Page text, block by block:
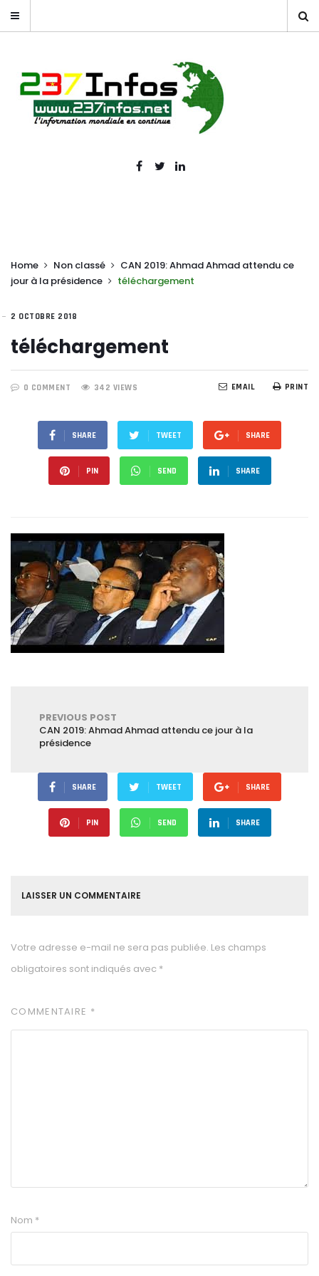
Home Non classé
CAN 2019: Ahmad Ahmad attendu ce
jour à la présidence
téléchargement
2 OCTOBRE 2018
téléchargement
0 COMMENT 342 VIEWS PRINT
EMAIL
SHARE TWEET SHARE
PIN SEND SHARE
PREVIOUS POST
CAN 2019: Ahmad Ahmad attendu ce jour à la
présidence
SHARE TWEET SHARE
PIN SEND SHARE
LAISSER UN COMMENTAIRE
Votre adresse e-mail ne sera pas publiée. Les champs
obligatoires sont indiqués avec *
COMMENTAIRE *
Nom *